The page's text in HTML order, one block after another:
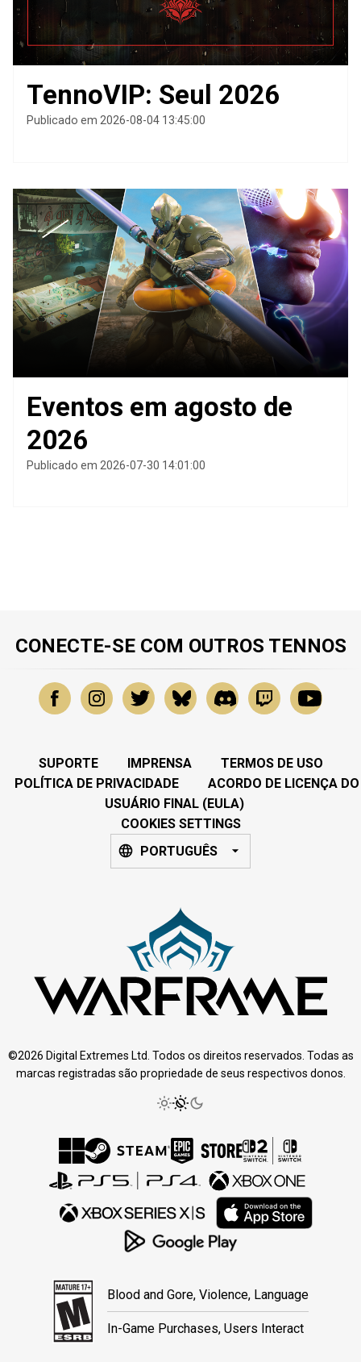
TennoVIP: Seul 2026
Publicado em 2026-08-04 13:45:00
Eventos em agosto de
2026
Publicado em 2026-07-30 14:01:00
CONECTE-SE COM OUTROS TENNOS
SUPORTE IMPRENSA
TERMOS DE USO
POLÍTICA DE PRIVACIDADE
ACORDO DE LICENÇA DO
USUÁRIO FINAL (EULA)
COOKIES SETTINGS
PORTUGUÊS
©2026 Digital Extremes Ltd. Todos os direitos reservados. Todas as
marcas registradas são propriedade de seus respectivos donos.
Blood and Gore, Violence, Language
In-Game Purchases, Users Interact